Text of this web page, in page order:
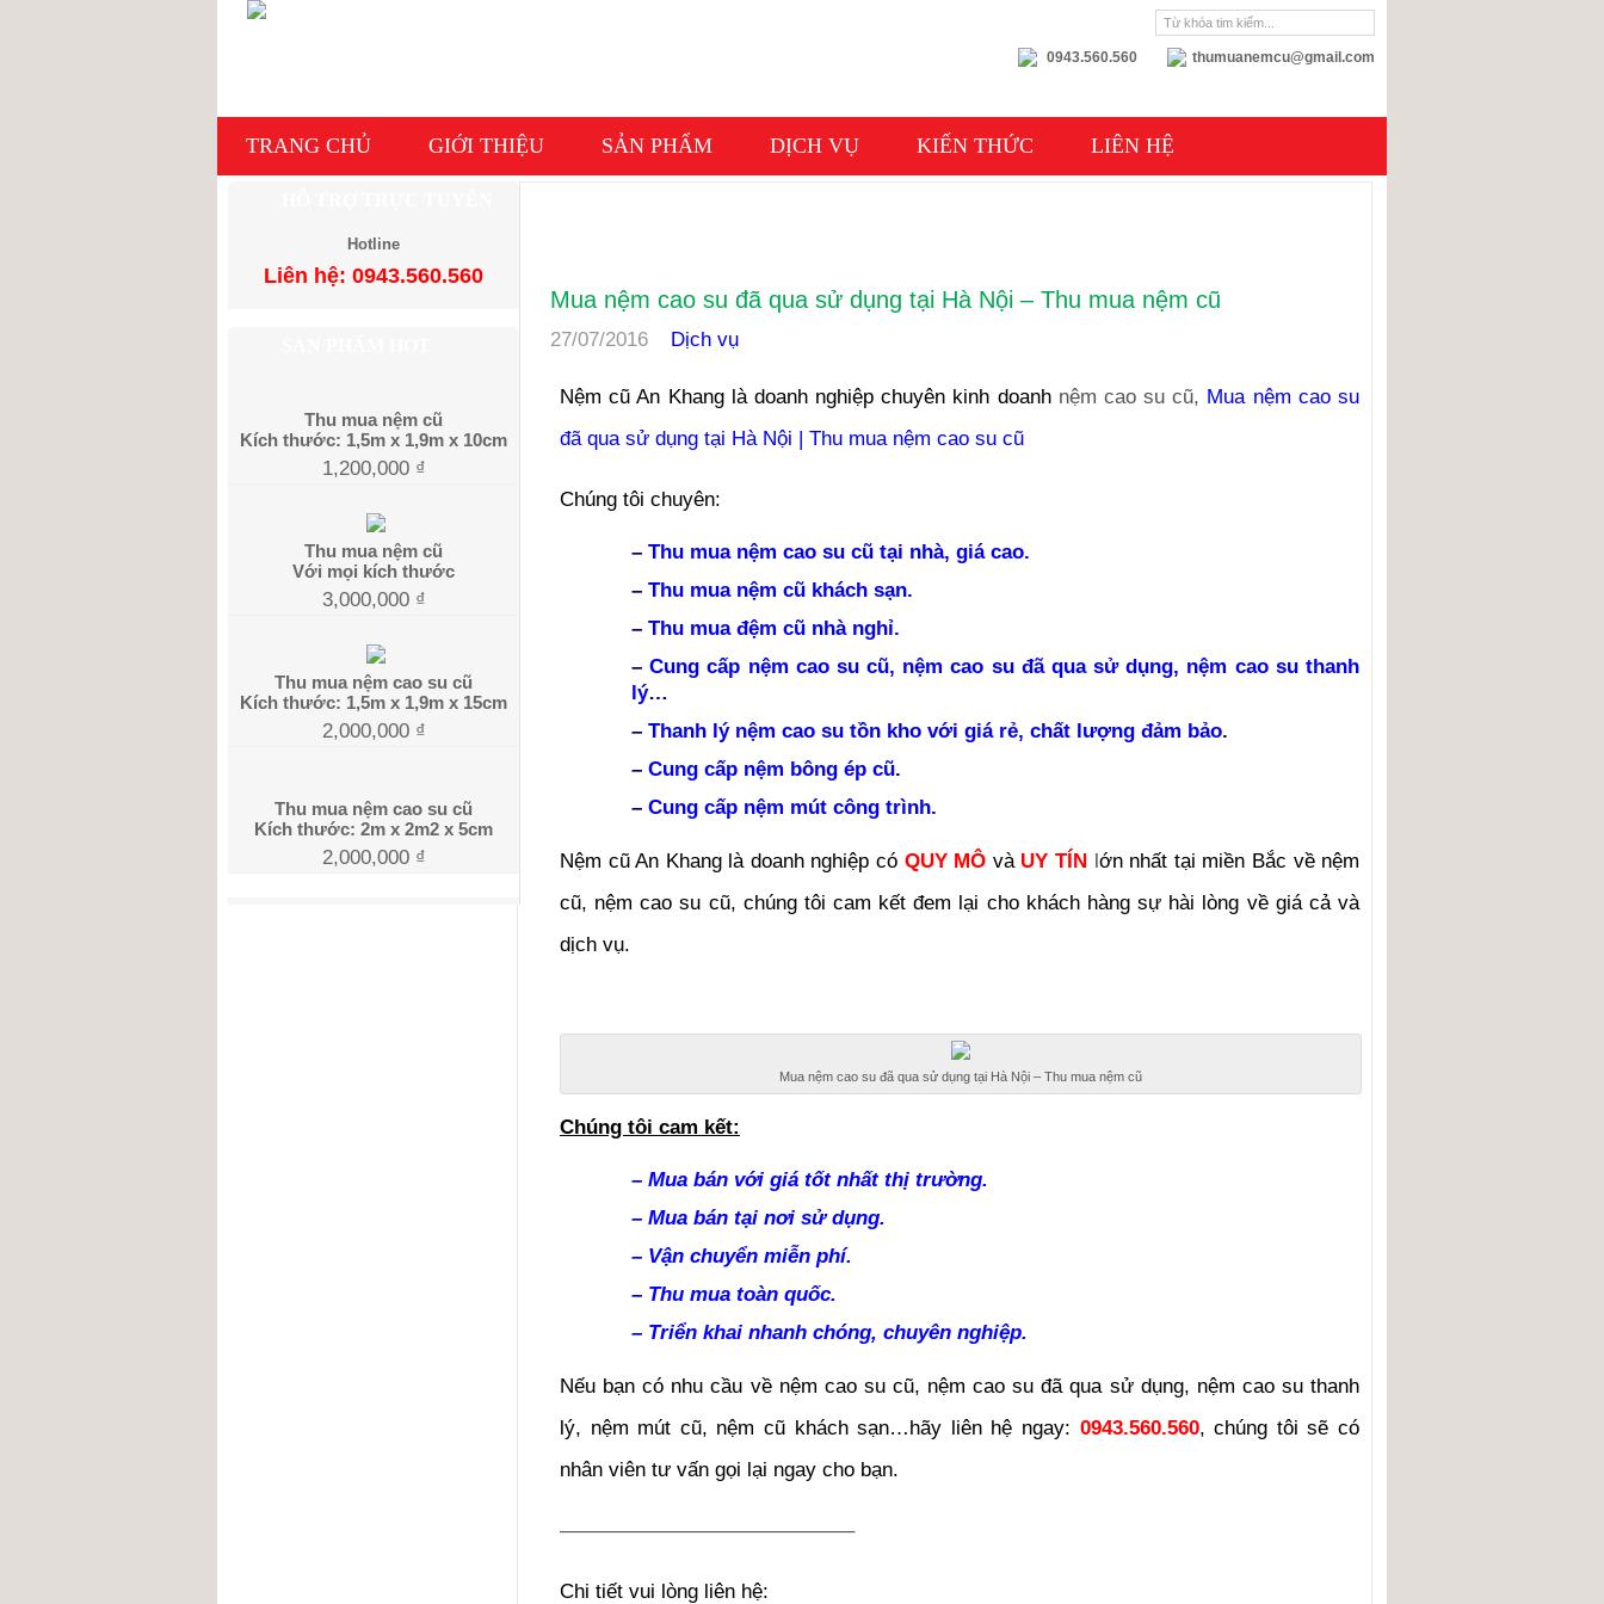
0943.560.560 thumuanemcu@gmail.com
TRANG CHỦ GIỚI THIỆU SẢN PHẨM DỊCH VỤ KIẾN THỨC LIÊN HỆ
Mua nệm cao su đã qua sử dụng tại Hà Nội – Thu mua nệm cũ
27/07/2016 Dịch vụ
Nệm cũ An Khang là doanh nghiệp chuyên kinh doanhnệm cao su cũ, Mua nệm cao su
đã qua sử dụng tại Hà Nội | Thu mua nệm cao su cũ
Chúng tôi chuyên:
– Thu mua nệm cao su cũ tại nhà, giá cao.
– Thu mua nệm cũ khách sạn.
– Thu mua đệm cũ nhà nghỉ.
–Cung cấp nệm cao su cũ, nệm cao su đã qua sử dụng, nệm cao su thanh
lý…
– Thanh lý nệm cao su tồn kho với giá rẻ, chất lượng đảm bảo.
– Cung cấp nệm bông ép cũ.
– Cung cấp nệm mút công trình.
Nệm cũ An Khang là doanh nghiệp có QUY MÔ và UY TÍN lớn nhất tại miền Bắc về nệm
cũ, nệm cao su cũ, chúng tôi cam kết đem lại cho khách hàng sự hài lòng về giá cả và
dịch vụ.
Mua nệm cao su đã qua sử dụng tại Hà Nội – Thu mua nệm cũ
Chúng tôi cam kết:
– Mua bán với giá tốt nhất thị trường.
– Mua bán tại nơi sử dụng.
– Vận chuyển miễn phí.
– Thu mua toàn quốc.
– Triển khai nhanh chóng, chuyên nghiệp.
Nếu bạn có nhu cầu về nệm cao su cũ, nệm cao su đã qua sử dụng, nệm cao su thanh
lý, nệm mút cũ, nệm cũ khách sạn…hãy liên hệ ngay: 0943.560.560, chúng tôi sẽ có
nhân viên tư vấn gọi lại ngay cho bạn.
——————————————–
Chi tiết vui lòng liên hệ:
Hotline
Liên hệ: 0943.560.560
Thu mua nệm cũ
Kích thước: 1,5m x 1,9m x 10cm
1,200,000 ₫
Thu mua nệm cũ
Với mọi kích thước
3,000,000 ₫
Thu mua nệm cao su cũ
Kích thước: 1,5m x 1,9m x 15cm
2,000,000 ₫
Thu mua nệm cao su cũ
Kích thước: 2m x 2m2 x 5cm
2,000,000 ₫